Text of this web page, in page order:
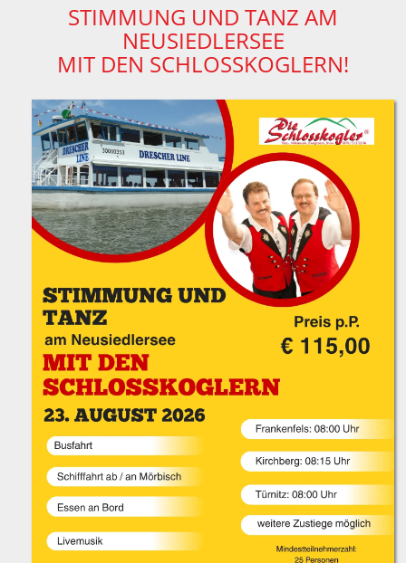
STIMMUNG UND TANZ AM
NEUSIEDLERSEE
MIT DEN SCHLOSSKOGLERN!